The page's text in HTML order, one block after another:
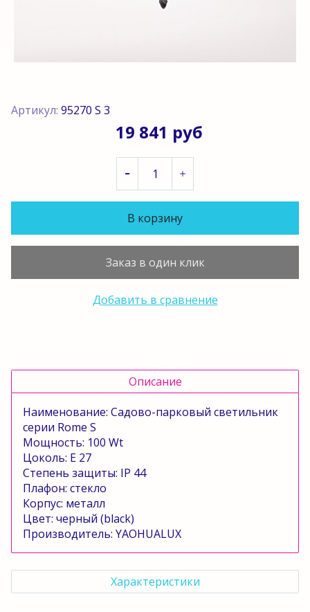
Артикул: 95270 S 3
19 841 руб
В корзину
Заказ в один клик
Добавить в сравнение
Описание
Наименование: Садово-парковый светильник
серии Rome S
Мощность: 100 Wt
Цоколь: E 27
Степень защиты: IP 44
Плафон: стекло
Корпус: металл
Цвет: черный (black)
Производитель: YAOHUALUX
Характеристики